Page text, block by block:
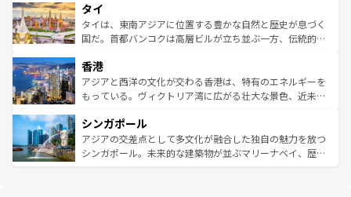
リティに包まれながら、韓国の多彩な魅力を心ゆくまで味
わってみてほしい。 なお、新着の韓国情報はコンテンツ一
覧を参照してほしい。
急速な発展と共に伝統が息づく。ハノイの古い町並みやホ
ーチミン市のフランス統治時代の建物も、独特の雰囲気を
醸し出している。また、バラエティの豊かさとおいしさで
とつ。フォーやバインミー、ベトナムコーヒーなどは、ぜ
ひ現地で味わいたい。どの地域を訪れてもあたたかい人々
が旅行者を迎えてくれるので、きっと忘れられない旅にな
参照してほしい。
タイ
タイは、東南アジアに位置する豊かな自然と歴史が息づく
国だ。首都バンコクは高層ビルが立ち並ぶ一方、伝統的な
の活気が交差している。北部ではチェンマイなどの山岳地
帯で自然と触れ合い、南部ではプーケットやクラビの美し
いビーチでリゾート気分を楽しむことができる。タイ料理
激する。気候は一年中温暖で、どの季節にも異なる楽しみ
が待っている。親しみやすいタイの人々、仏教を中心とし
た文化、そして多様な観光資源が、訪れる旅人を魅了し続
香港
アジアと西洋の文化が交わる香港は、特有のエネルギーを
もっている。ヴィクトリア湾に広がる壮大な景色、近未来
み、どこを訪れても感動するはず。観光スポットが密集し
ており、効率よく見どころを回れるのも魅力。息をのむよ
うな絶景から文化的な体験まで、香港を存分に楽しみ尽く
シンガポール
アジアの交差点として多文化が融合した独自の魅力を放つ
シンガポール。未来的な建築物が並ぶマリーナベイ、歴史